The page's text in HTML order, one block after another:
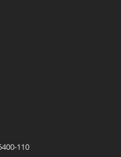
110